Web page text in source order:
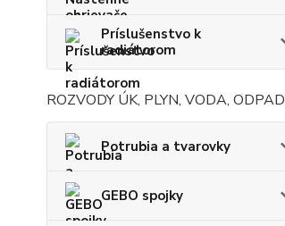
Príslušenstvo k
radiátorom
ROZVODY ÚK, PLYN, VODA, ODPAD
Potrubia a tvarovky
GEBO spojky